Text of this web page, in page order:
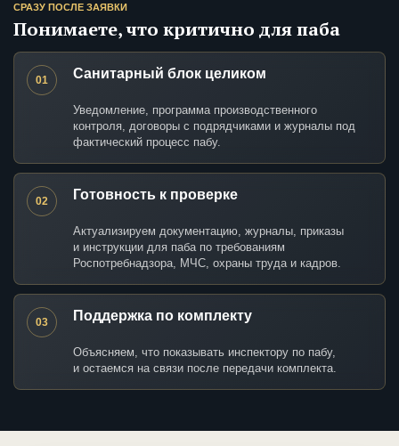
СРАЗУ ПОСЛЕ ЗАЯВКИ
Понимаете, что критично для паба
01 Санитарный блок целиком
Уведомление, программа производственного
контроля, договоры с подрядчиками и журналы под
фактический процесс пабу.
02 Готовность к проверке
Актуализируем документацию, журналы, приказы
и инструкции для паба по требованиям
Роспотребнадзора, МЧС, охраны труда и кадров.
03 Поддержка по комплекту
Объясняем, что показывать инспектору по пабу,
и остаемся на связи после передачи комплекта.